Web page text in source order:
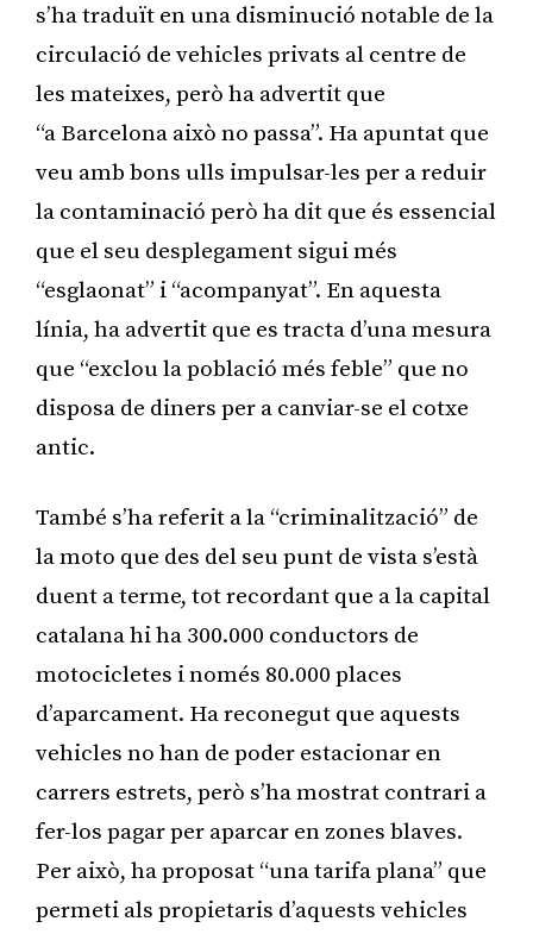
s’ha traduït en una disminució notable de la
circulació de vehicles privats al centre de
les mateixes, però ha advertit que
“a Barcelona això no passa”. Ha apuntat que
veu amb bons ulls impulsar-les per a reduir
la contaminació però ha dit que és essencial
que el seu desplegament sigui més
“esglaonat” i “acompanyat”. En aquesta
línia, ha advertit que es tracta d’una mesura
que “exclou la població més feble” que no
disposa de diners per a canviar-se el cotxe
antic.
També s’ha referit a la “criminalització” de
la moto que des del seu punt de vista s’està
duent a terme, tot recordant que a la capital
catalana hi ha 300.000 conductors de
motocicletes i només 80.000 places
d’aparcament. Ha reconegut que aquests
vehicles no han de poder estacionar en
carrers estrets, però s’ha mostrat contrari a
fer-los pagar per aparcar en zones blaves.
Per això, ha proposat “una tarifa plana” que
permeti als propietaris d’aquests vehicles